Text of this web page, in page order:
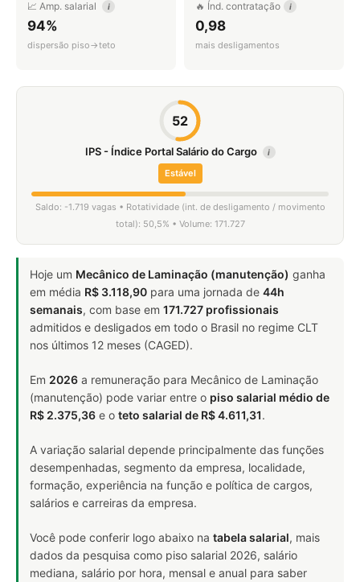
📈 Amp. salarial i
94%
dispersão piso→teto
🔥 Índ. contratação i
0,98
mais desligamentos
52
IPS - Índice Portal Salário do Cargo i
Estável
Saldo: -1.719 vagas • Rotatividade (int. de desligamento / movimento
total): 50,5% • Volume: 171.727
Hoje um Mecânico de Laminação (manutenção) ganha
em média R$ 3.118,90 para uma jornada de 44h
semanais, com base em 171.727 profissionais
admitidos e desligados em todo o Brasil no regime CLT
nos últimos 12 meses (CAGED).
Em 2026 a remuneração para Mecânico de Laminação
(manutenção) pode variar entre o piso salarial médio de
R$ 2.375,36 e o teto salarial de R$ 4.611,31.
A variação salarial depende principalmente das funções
desempenhadas, segmento da empresa, localidade,
formação, experiência na função e política de cargos,
salários e carreiras da empresa.
Você pode conferir logo abaixo na tabela salarial, mais
dados da pesquisa como piso salarial 2026, salário
mediana, salário por hora, mensal e anual para saber